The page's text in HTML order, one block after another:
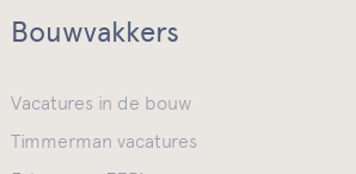
Bouwvakkers
Vacatures in de bouw
Timmerman vacatures